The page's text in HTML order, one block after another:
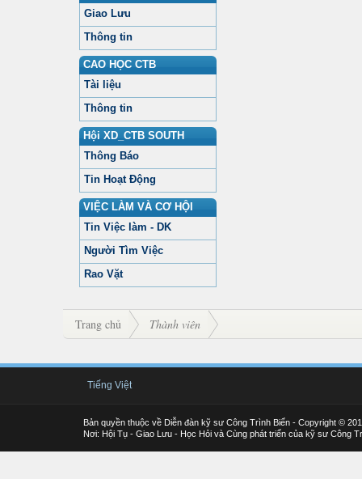
Giao Lưu
Thông tin
CAO HỌC CTB
Tài liệu
Thông tin
Hội XD_CTB SOUTH
Thông Báo
Tin Hoạt Động
VIỆC LÀM VÀ CƠ HỘI
Tin Việc làm - DK
Người Tìm Việc
Rao Vặt
Trang chủ Thành viên
Tiếng Việt
Bản quyền thuộc về Diễn đàn kỹ sư Công Trình Biển - Copyright ©
Nơi: Hội Tụ - Giao Lưu - Học Hỏi và Cùng phát triển của kỹ sư Công